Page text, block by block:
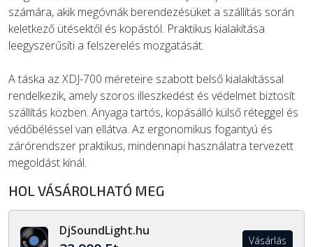
számára, akik megóvnák berendezésüket a szállítás során
keletkező ütésektől és kopástól. Praktikus kialakítása
leegyszerűsíti a felszerelés mozgatását.
A táska az XDJ-700 méreteire szabott belső kialakítással
rendelkezik, amely szoros illeszkedést és védelmet biztosít
szállítás közben. Anyaga tartós, kopásálló külső réteggel és
védőbéléssel van ellátva. Az ergonomikus fogantyú és
zárórendszer praktikus, mindennapi használatra tervezett
megoldást kínál.
HOL VÁSÁROLHATÓ MEG
DjSoundLight.hu
Vásárlás